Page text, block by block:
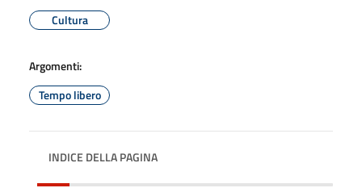
Cultura
Argomenti:
Tempo libero
INDICE DELLA PAGINA